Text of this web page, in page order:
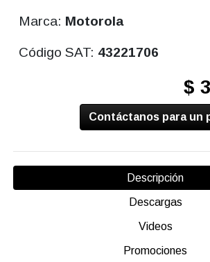
Marca: Motorola
Código SAT: 43221706
$
Contáctanos para un
Descripción
Descargas
Videos
Promociones